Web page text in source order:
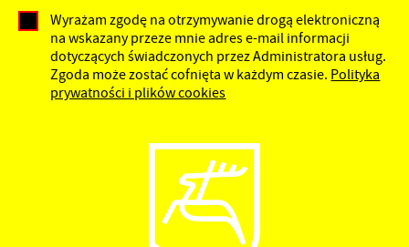
Wyrażam zgodę na otrzymywanie drogą elektroniczną
na wskazany przeze mnie adres e-mail informacji
dotyczących świadczonych przez Administratora usług.
Zgoda może zostać cofnięta w każdym czasie. Polityka
prywatności i plików cookies